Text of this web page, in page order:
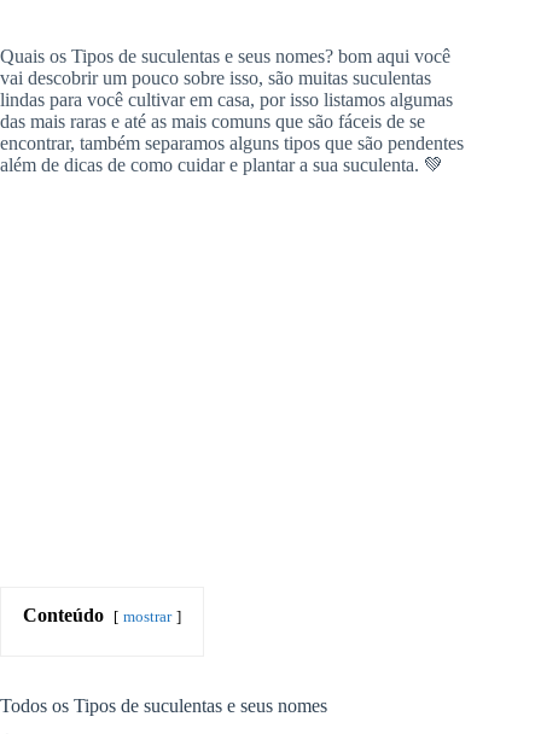
Quais os Tipos de suculentas e seus nomes? bom aqui você
vai descobrir um pouco sobre isso, são muitas suculentas
lindas para você cultivar em casa, por isso listamos algumas
das mais raras e até as mais comuns que são fáceis de se
encontrar, também separamos alguns tipos que são pendentes
além de dicas de como cuidar e plantar a sua suculenta. 💚
Conteúdo mostrar
Todos os Tipos de suculentas e seus nomes